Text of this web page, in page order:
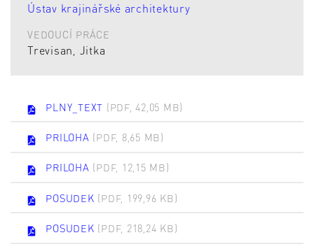
Ústav krajinářské architektury
VEDOUCÍ PRÁCE
Trevisan, Jitka
PLNY_TEXT (PDF, 42,05 MB)
PRILOHA (PDF, 8,65 MB)
PRILOHA (PDF, 12,15 MB)
POSUDEK (PDF, 199,96 KB)
POSUDEK (PDF, 218,24 KB)